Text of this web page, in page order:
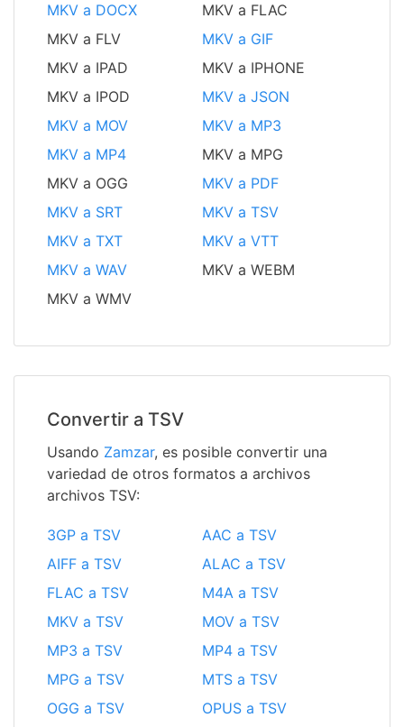
MKV a DOCX
MKV a FLAC
MKV a FLV
MKV a GIF
MKV a IPAD
MKV a IPHONE
MKV a IPOD
MKV a JSON
MKV a MOV
MKV a MP3
MKV a MP4
MKV a MPG
MKV a OGG
MKV a PDF
MKV a SRT
MKV a TSV
MKV a TXT
MKV a VTT
MKV a WAV
MKV a WEBM
MKV a WMV
Convertir a TSV
Usando Zamzar, es posible convertir una
variedad de otros formatos a archivos
archivos TSV:
3GP a TSV
AAC a TSV
AIFF a TSV
ALAC a TSV
FLAC a TSV
M4A a TSV
MKV a TSV
MOV a TSV
MP3 a TSV
MP4 a TSV
MPG a TSV
MTS a TSV
OGG a TSV
OPUS a TSV